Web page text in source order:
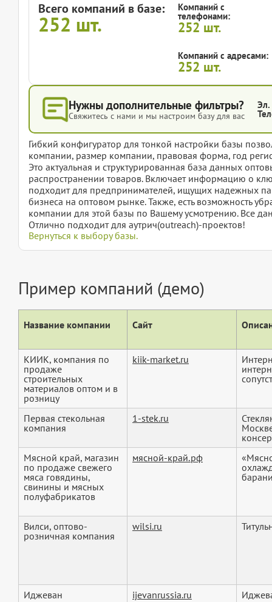
Всего компаний в базе:
252 шт.
Компаний с
телефонами:
252 шт.
Компаний с адресами:
252 шт.
Нужны дополнительные фильтры?
Свяжитесь с нами и мы настроим базу для вас
Эл.
Гибкий конфигуратор для тонкой настройки базы
компании, размер компании, правовая форма, год
Это актуальная и структурированная база данных
распространении товаров. Включает информацию о
подходит для предпринимателей, ищущих надежных
бизнеса на оптовом рынке. Также, есть возможность
компании для этой базы по Вашему усмотрению. Все
Отлично подходит для аутрич(outreach)-проектов!
Вернуться к выбору базы.
Пример компаний (демо)
Название компании Сайт
КИИК, компания по
продаже
строительных
материалов оптом и в
розницу
kiik-market.ru
Первая стекольная
компания
1-stek.ru
Мясной край, магазин
по продаже свежего
мяса говядины,
свинины и мясных
полуфабрикатов
мясной-край.рф
Вилси, оптово-
розничная компания
wilsi.ru
Иджеван ijevanrussia.ru